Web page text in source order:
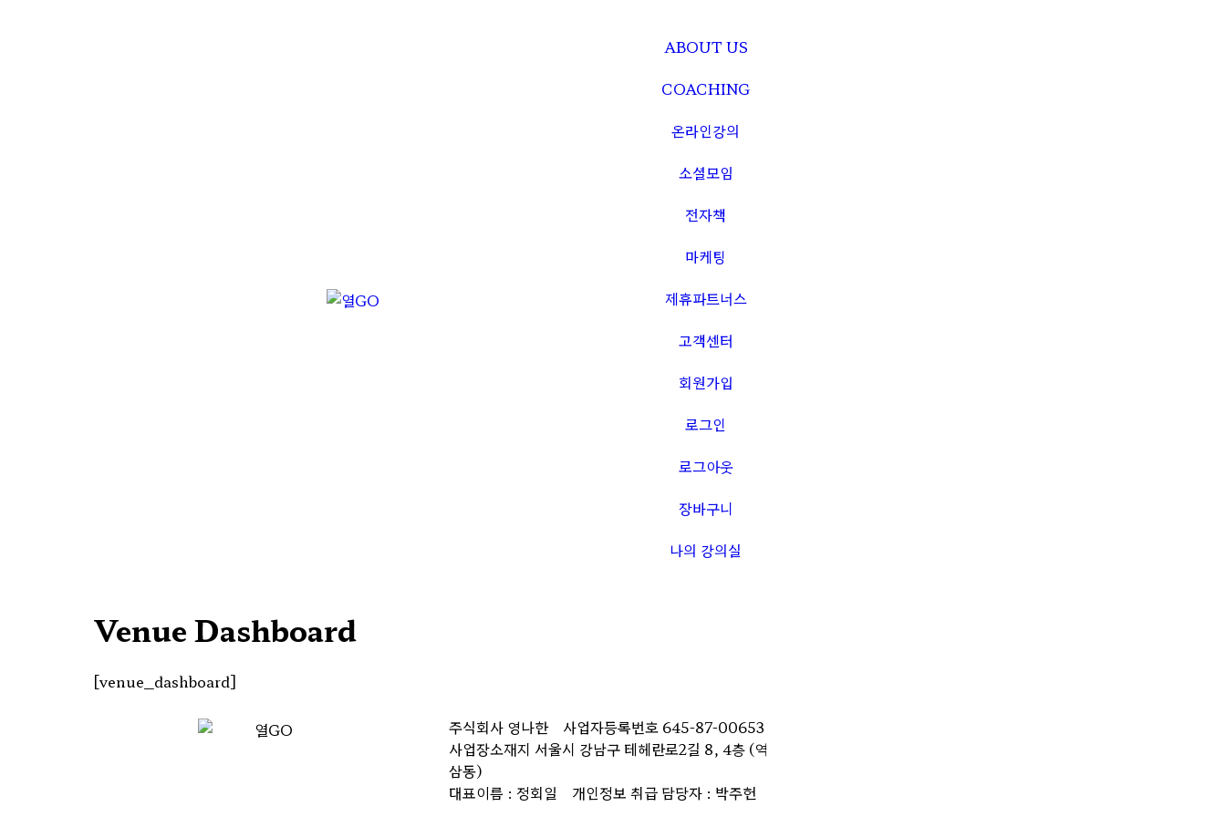
ABOUT US
COACHING
온라인강의
소셜모임
전자책
마케팅
제휴파트너스
고객센터
회원가입
로그인
로그아웃
장바구니
나의 강의실
Venue Dashboard
[venue_dashboard]
주식회사 영나한
사업자등록번호 645-87-00653
사업장소재지 서울시 강남구 테헤란로2길 8, 4층 (역
삼동)​
대표이름 : 정회일
개인정보 취급 담당자 : 박주헌